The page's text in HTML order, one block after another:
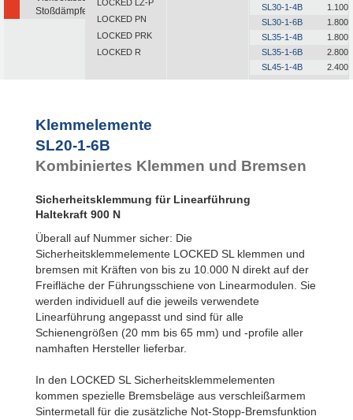
Stoßdämpfer
LOCKED LZ-P
LOCKED PN
LOCKED PRK
LOCKED R
SL30-1-4B
1.100
SL30-1-6B
1.800
SL35-1-4B
1.800
SL35-1-6B
2.800
SL45-1-4B
2.400
SL45-1-6B
4.000
SL55-2-6B
Klemmelemente
SL20-1-6B
Kombiniertes Klemmen und Bremsen
Sicherheitsklemmung für Linearführung
Haltekraft 900 N
Überall auf Nummer sicher: Die
Sicherheitsklemmelemente LOCKED SL klemmen und
bremsen mit Kräften von bis zu 10.000 N direkt auf der
Freifläche der Führungsschiene von Linearmodulen. Sie
werden individuell auf die jeweils verwendete
Linearführung angepasst und sind für alle
Schienengrößen (20 mm bis 65 mm) und -profile aller
namhaften Hersteller lieferbar.
In den LOCKED SL Sicherheitsklemmelementen
kommen spezielle Bremsbeläge aus verschleißarmem
Sintermetall für die zusätzliche Not-Stopp-Bremsfunktion